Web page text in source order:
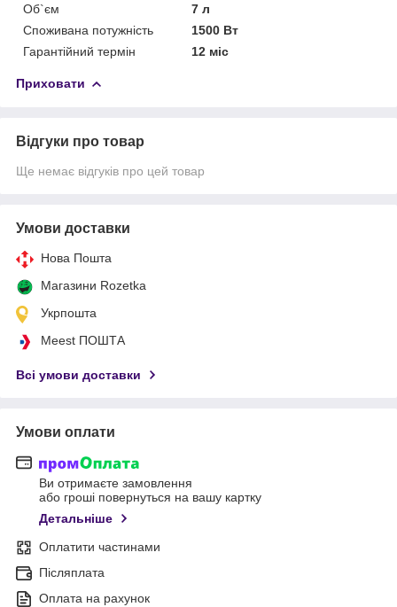
Об`єм
7 л
Споживана потужність
1500 Вт
Гарантійний термін
12 міс
Приховати
Відгуки про товар
Ще немає відгуків про цей товар
Умови доставки
Нова Пошта
Магазини Rozetka
Укрпошта
Meest ПОШТА
Всі умови доставки
Умови оплати
Ви отримаєте замовлення
або гроші повернуться на вашу картку
Детальніше
Оплатити частинами
Післяплата
Оплата на рахунок